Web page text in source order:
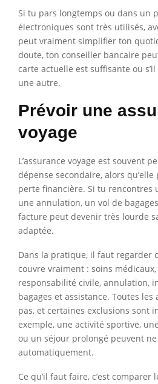
Si tu pars longtemps ou dans un
électroniques sont très utilisés,
peut vraiment simplifier ton
doute, ton conseiller bancaire
carte actuelle est suffisante ou
une autre.
Prévoir une
voyage
L’assurance voyage est souvent
dépense secondaire, alors
perte financière. Si tu rencontres
une annulation, un vol de
facture peut devenir très lourde
adaptée.
Dans la pratique, il faut regarder
couvre vraiment : soins
responsabilité civile, annulation,
bagages et assistance. Toutes
pas, et certaines exclusions sont
exemple, une activité sportive,
ou un séjour prolongé peuvent
automatiquement.
Ce qu’il faut faire, c’est